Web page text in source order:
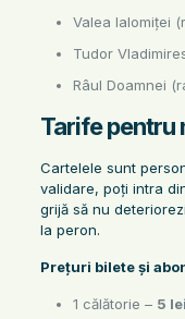
Valea Ialomiței
Tudor
Râul Doamnei
Tarife pentru
Cartelele sunt
validare, poți intra
grijă să nu
la peron.
Prețuri bilete și
1 călătorie – 5 lei